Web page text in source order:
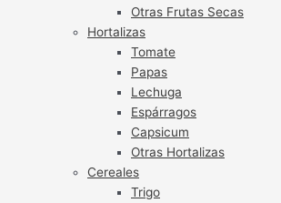
Otras Frutas Secas
Hortalizas
Tomate
Papas
Lechuga
Espárragos
Capsicum
Otras Hortalizas
Cereales
Trigo